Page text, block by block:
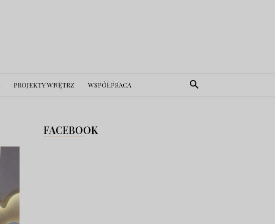
PROJEKTY WNĘTRZ WSPÓŁPRACA
FACEBOOK